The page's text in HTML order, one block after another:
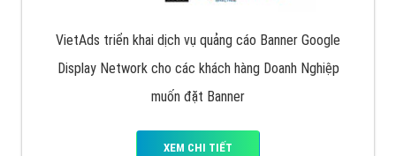
VietAds triển khai dịch vụ quảng cáo Banner Google
Display Network cho các khách hàng Doanh Nghiệp
muốn đặt Banner
XEM CHI TIẾT